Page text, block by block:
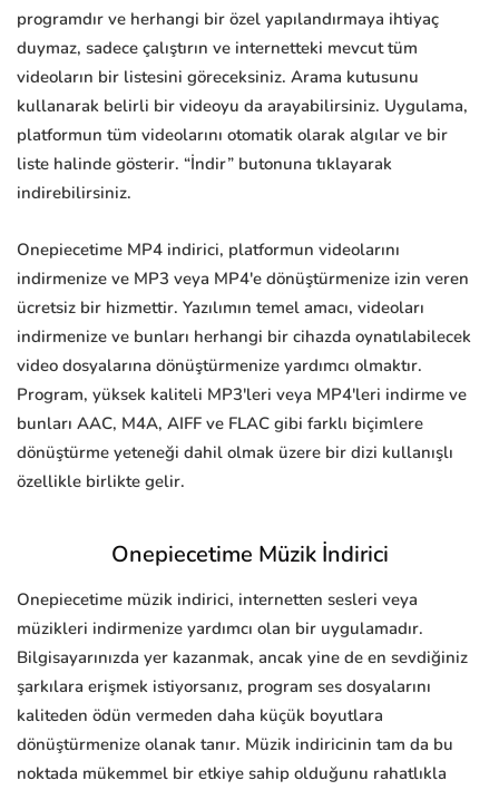
programdır ve herhangi bir özel yapılandırmaya ihtiyaç
duymaz, sadece çalıştırın ve internetteki mevcut tüm
videoların bir listesini göreceksiniz. Arama kutusunu
kullanarak belirli bir videoyu da arayabilirsiniz. Uygulama,
platformun tüm videolarını otomatik olarak algılar ve bir
liste halinde gösterir. “İndir” butonuna tıklayarak
indirebilirsiniz.
Onepiecetime MP4 indirici, platformun videolarını
indirmenize ve MP3 veya MP4'e dönüştürmenize izin veren
ücretsiz bir hizmettir. Yazılımın temel amacı, videoları
indirmenize ve bunları herhangi bir cihazda oynatılabilecek
video dosyalarına dönüştürmenize yardımcı olmaktır.
Program, yüksek kaliteli MP3'leri veya MP4'leri indirme ve
bunları AAC, M4A, AIFF ve FLAC gibi farklı biçimlere
dönüştürme yeteneği dahil olmak üzere bir dizi kullanışlı
özellikle birlikte gelir.
Onepiecetime Müzik İndirici
Onepiecetime müzik indirici, internetten sesleri veya
müzikleri indirmenize yardımcı olan bir uygulamadır.
Bilgisayarınızda yer kazanmak, ancak yine de en sevdiğiniz
şarkılara erişmek istiyorsanız, program ses dosyalarını
kaliteden ödün vermeden daha küçük boyutlara
dönüştürmenize olanak tanır. Müzik indiricinin tam da bu
noktada mükemmel bir etkiye sahip olduğunu rahatlıkla